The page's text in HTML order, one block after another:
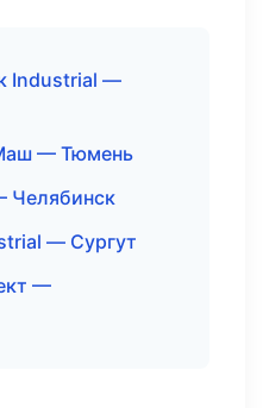
Industrial —
— Тюмень
Челябинск
— Сургут
—